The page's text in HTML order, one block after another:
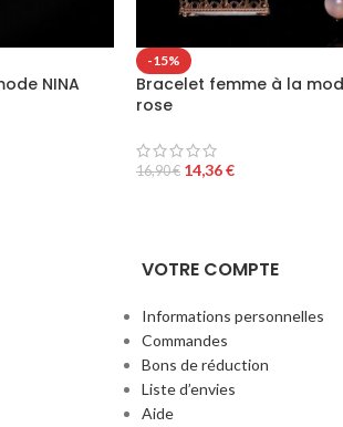
NINA
-15%
Bracelet femme à la
rose
16,90€ 14,36€
VOTRE COMPTE
Informations personnelles
Commandes
Bons de réduction
Liste d’envies
Aide